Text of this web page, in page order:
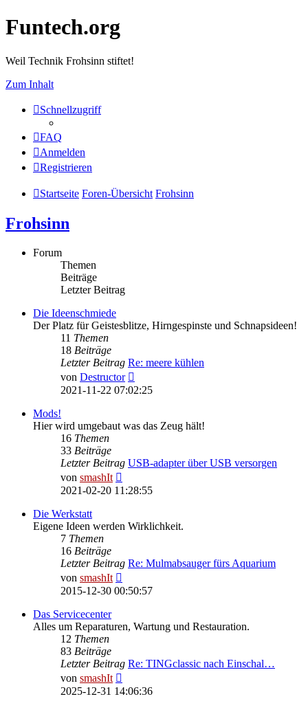
Funtech.org
Weil Technik Frohsinn stiftet!
Zum Inhalt
Schnellzugriff
FAQ
Anmelden
Registrieren
Startseite Foren-Übersicht Frohsinn
Frohsinn
Forum
Themen
Beiträge
Letzter Beitrag
Die Ideenschmiede
Der Platz für Geistesblitze, Hirngespinste und Schnapsideen!
11 Themen
18 Beiträge
Letzter Beitrag Re: meere kühlen
von Destructor
Beitrag
2021-11-22 07:02:25
Mods!
Hier wird umgebaut was das Zeug hält!
16 Themen
33 Beiträge
Letzter Beitrag USB-adapter über USB versorgen
von smashIt
Beitrag
2021-02-20 11:28:55
Die Werkstatt
Eigene Ideen werden Wirklichkeit.
7 Themen
16 Beiträge
Letzter Beitrag Re: Mulmabsauger fürs Aquarium
von smashIt
Beitrag
2015-12-30 00:50:57
Das Servicecenter
Alles um Reparaturen, Wartung und Restauration.
12 Themen
83 Beiträge
Letzter Beitrag Re: TINGclassic nach Einschal…
von smashIt
Beitrag
2025-12-31 14:06:36